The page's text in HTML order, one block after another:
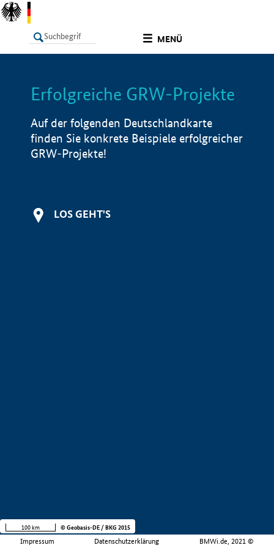
MENÜ
LISTE Info
Erfolgreiche GRW-Projekte
Auf der folgenden Deutschlandkarte
finden Sie konkrete Beispiele erfolgreicher
GRW-Projekte!
LOS GEHT'S
Impressum Datenschutzerklärung BMWi.de, 2021 ©
100 km © Geobasis-DE / BKG 2015